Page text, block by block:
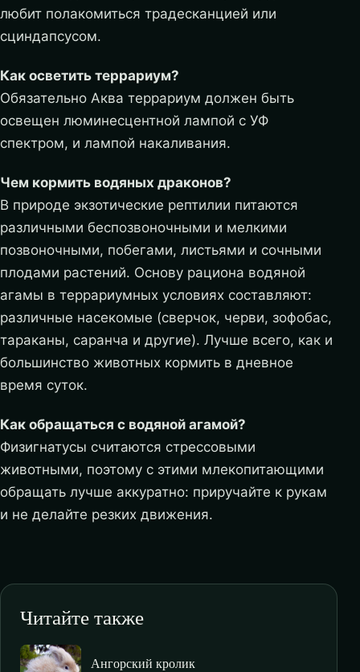
любит полакомиться традесканцией или
сциндапсусом.
Как осветить террариум?
Обязательно Аква террариум должен быть
освещен люминесцентной лампой с УФ
спектром, и лампой накаливания.
Чем кормить водяных драконов?
В природе экзотические рептилии питаются
различными беспозвоночными и мелкими
позвоночными, побегами, листьями и сочными
плодами растений. Основу рациона водяной
агамы в террариумных условиях составляют:
различные насекомые (сверчок, черви, зофобас,
тараканы, саранча и другие). Лучше всего, как и
большинство животных кормить в дневное
время суток.
Как обращаться с водяной агамой?
Физигнатусы считаются стрессовыми
животными, поэтому с этими млекопитающими
обращать лучше аккуратно: приручайте к рукам
и не делайте резких движения.
Читайте также
Ангорский кролик